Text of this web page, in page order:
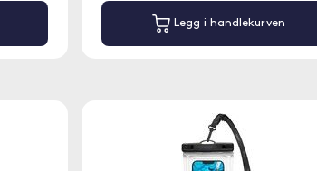
Legg i handlekurven